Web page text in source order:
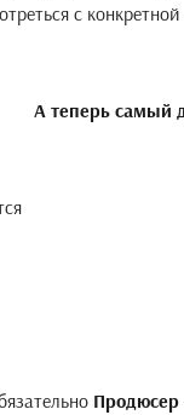
с
А теперь самый